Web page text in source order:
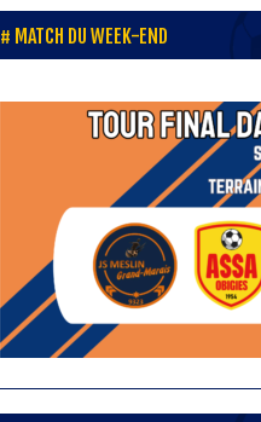
MATCH DU WEEK-END